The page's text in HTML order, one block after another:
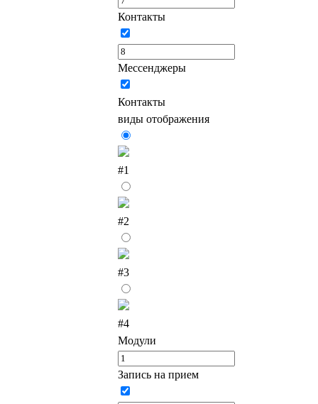
Контакты
Мессенджеры
Контакты
виды отображения
#1
#2
#3
#4
Модули
Запись на прием